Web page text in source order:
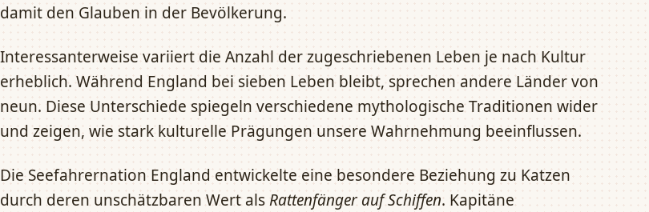
damit den Glauben in der Bevölkerung.
Interessanterweise variiert die Anzahl der zugeschriebenen Leben je nach Kultur
erheblich. Während England bei sieben Leben bleibt, sprechen andere Länder von
neun. Diese Unterschiede spiegeln verschiedene mythologische Traditionen wider
und zeigen, wie stark kulturelle Prägungen unsere Wahrnehmung beeinflussen.
Die Seefahrernation England entwickelte eine besondere Beziehung zu Katzen
durch deren unschätzbaren Wert alsRattenfänger auf Schiffen. Kapitäne